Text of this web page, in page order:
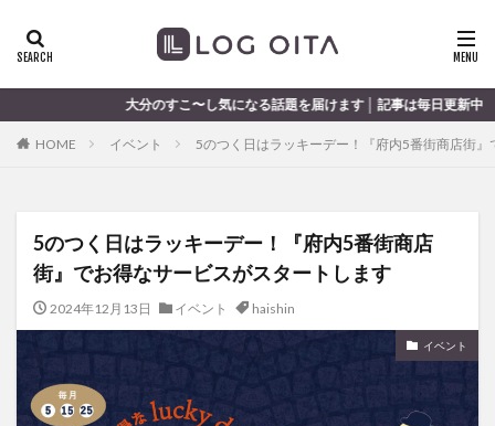
のすこ〜し気になる話題を届けます │ 記事は毎日更新中
HOME イベント 5のつく日はラッキーデー！『府内5番街商店街
5のつく日はラッキーデー！『府内5番街商店
街』でお得なサービスがスタートします
2024年12月13日 イベント haishin
イベント
ディナー
haishin
haisin haisnin hasihin
hasishin
hishin
hqaishin JR kaiten
line
OPA
Paypay PR TOKIPO
くじゅう連山
ねとらぼ